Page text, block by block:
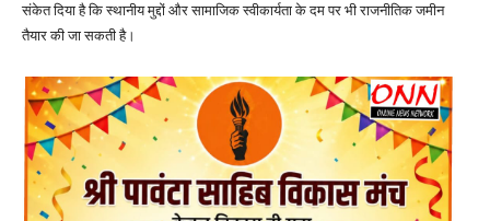
संकेत दिया है कि स्थानीय मुद्दों और सामाजिक स्वीकार्यता के दम पर भी राजनीतिक जमीन
तैयार की जा सकती है।